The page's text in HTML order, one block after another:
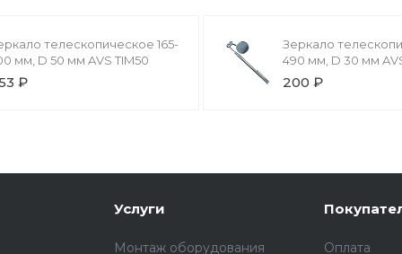
телескопическое 165-
мм, D 50 мм AVS TIM50
₽
Зеркало
490 мм, D 30 мм
200 ₽
Услуги
Монтаж оборудования Оплата